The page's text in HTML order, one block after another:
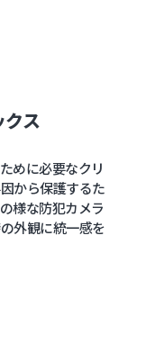
ス
めに必要なクリ
から保護するた
様な防犯カメラ
外観に統一感を